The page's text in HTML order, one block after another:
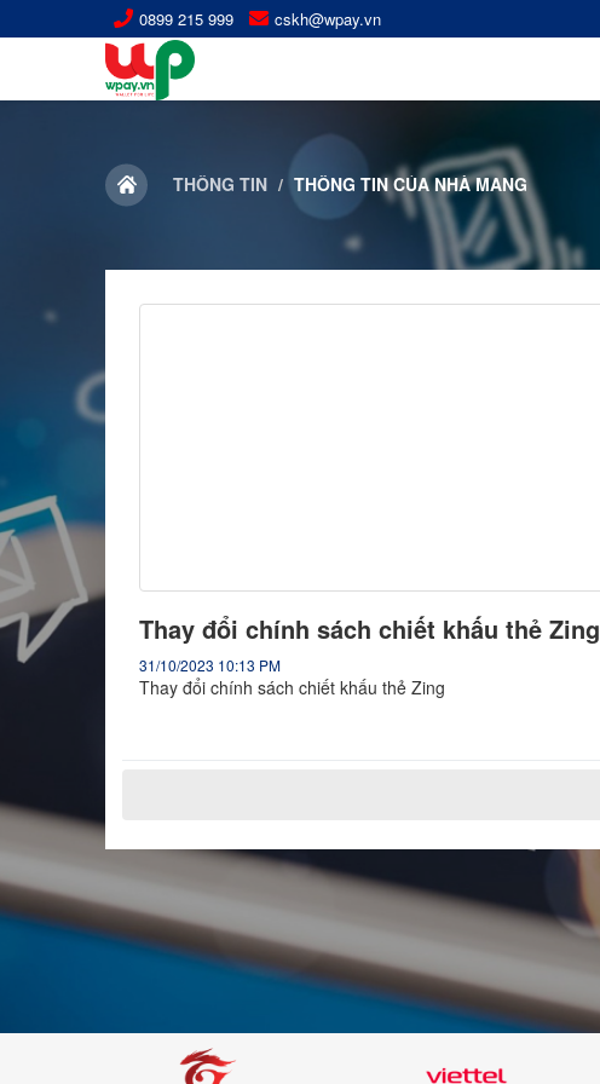
0899 215 999 cskh@wpay.vn
THÔNG TIN THÔNG TIN CỦA NHÀ MẠNG
Thay đổi chính sách chiết khấu thẻ Zing
31/10/2023 10:13 PM
Thay đổi chính sách chiết khấu thẻ Zing